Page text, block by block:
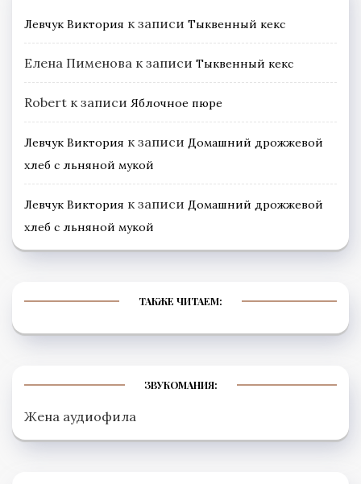
Левчук Виктория к записи Тыквенный кекс
Елена Пименова к записи Тыквенный кекс
Robert к записи Яблочное пюре
Левчук Виктория к записи Домашний дрожжевой
хлеб с льняной мукой
Левчук Виктория к записи Домашний дрожжевой
хлеб с льняной мукой
ТАКЖЕ ЧИТАЕМ:
ЗВУКОМАНИЯ:
Жена аудиофила